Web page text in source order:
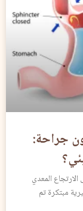
جراحة:
المعدي
مبتكرة تم